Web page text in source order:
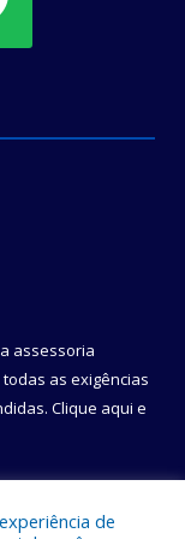
assessoria
as exigências
Clique aqui e
de